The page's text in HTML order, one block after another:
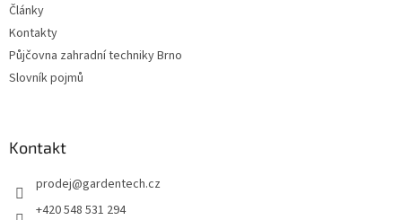
Články
Kontakty
Půjčovna zahradní techniky Brno
Slovník pojmů
Kontakt
prodej@gardentech.cz
+420 548 531 294